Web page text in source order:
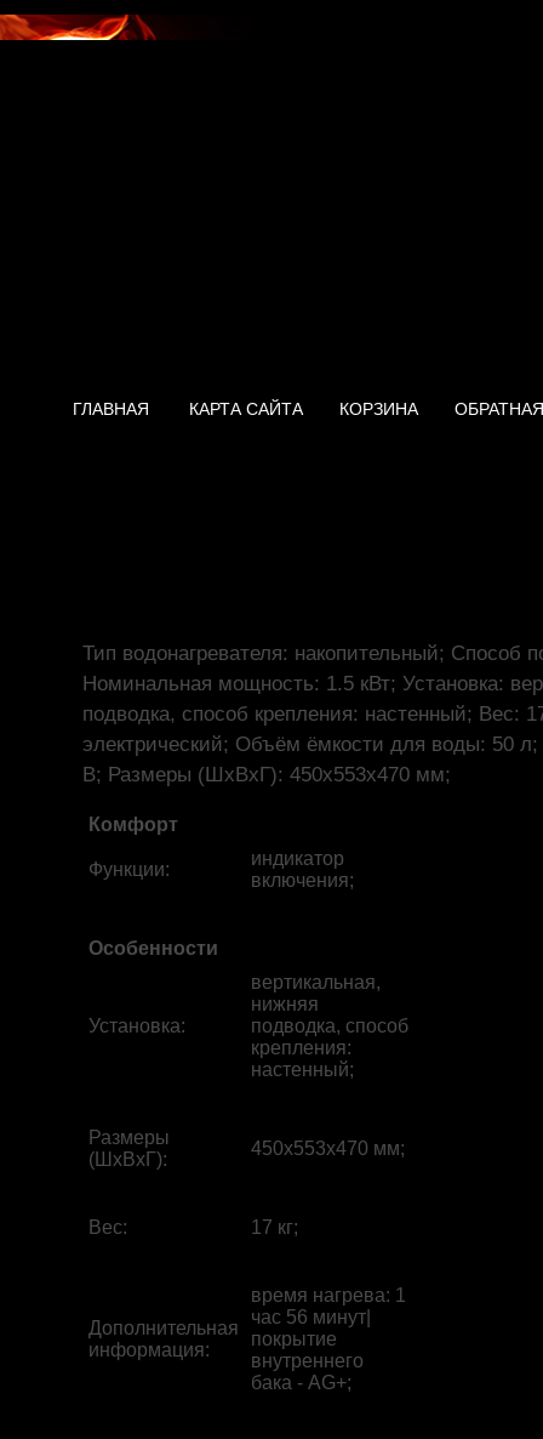
ГЛАВНАЯ КАРТА САЙТА КОРЗИНА
Тип водонагревателя: накопительный; Способ
Номинальная мощность: 1.5 кВт; Установка:
подводка, способ крепления: настенный; Вес:
электрический; Объём ёмкости для воды: 50
В; Размеры (ШхВхГ): 450x553x470 мм;
Комфорт
Функции:
индикатор
включения;
Особенности
Установка:
вертикальная,
нижняя
подводка, способ
крепления:
настенный;
Размеры
(ШхВхГ):
450x553x470 мм;
Вес: 17 кг;
Дополнительная
информация:
время нагрева: 1
час 56 минут|
покрытие
внутреннего
бака - AG+;